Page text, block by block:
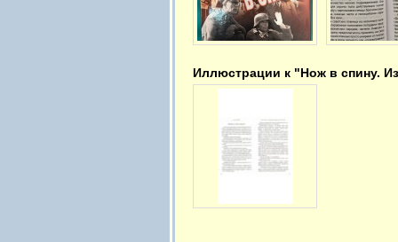
Иллюстрации к "Нож в спину.